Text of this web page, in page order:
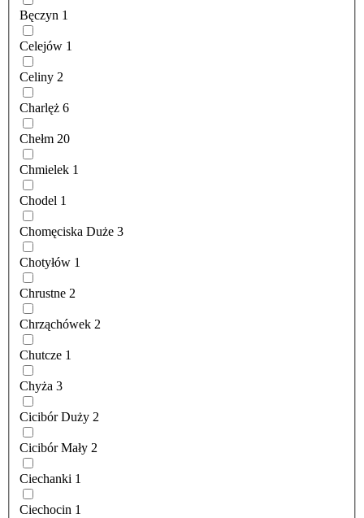
Bęczyn 1
Celejów 1
Celiny 2
Charlęż 6
Chełm 20
Chmielek 1
Chodel 1
Chomęciska Duże 3
Chotyłów 1
Chrustne 2
Chrząchówek 2
Chutcze 1
Chyża 3
Cicibór Duży 2
Cicibór Mały 2
Ciechanki 1
Ciechocin 1